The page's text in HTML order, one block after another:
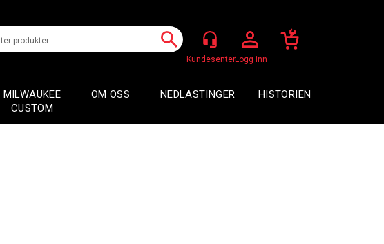
Logg inn
MILWAUKEE
CUSTOM
OM OSS NEDLASTINGER HISTORIEN